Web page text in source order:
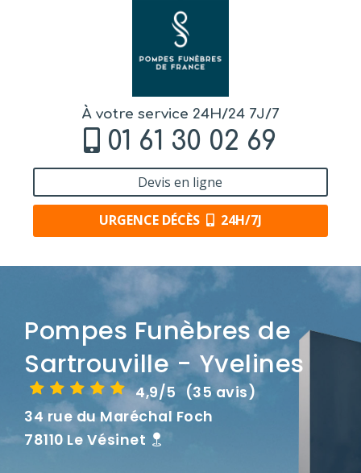
À votre service 24H/24 7J/7
01 61 30 02 69
Devis en ligne
URGENCE DÉCÈS 24H/7J
Pompes Funèbres de
Sartrouville - Yvelines
4,9/5 (35 avis)
34 rue du Maréchal Foch
78110 Le Vésinet